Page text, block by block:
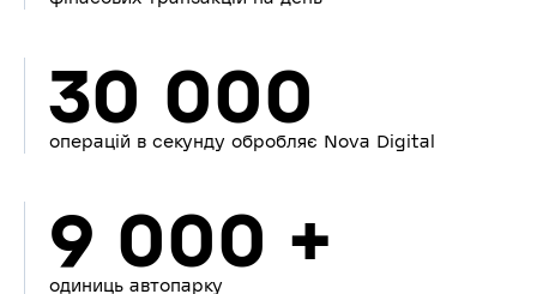
30 000
операцій в секунду обробляє Nova Digital
9 000 +
одиниць автопарку